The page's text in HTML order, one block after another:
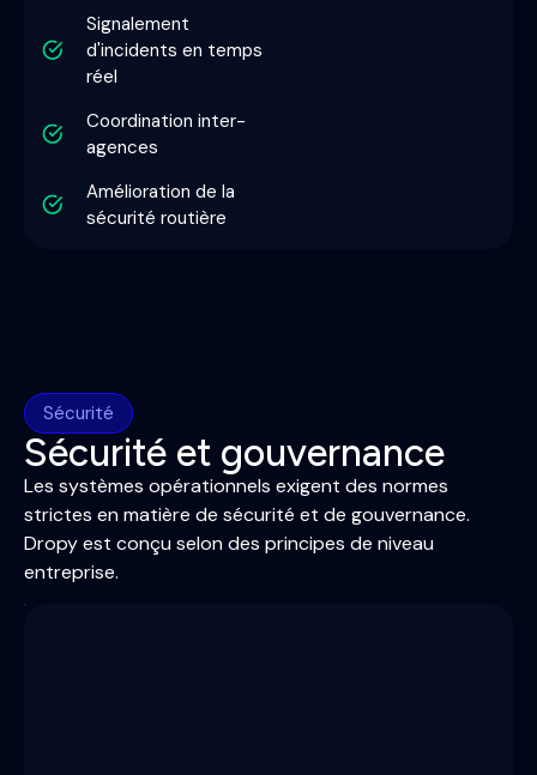
Signalement
d'incidents en temps
réel
Coordination inter-
agences
Amélioration de la
sécurité routière
Sécurité
Sécurité et gouvernance
Les systèmes opérationnels exigent des normes
strictes en matière de sécurité et de gouvernance.
Dropy est conçu selon des principes de niveau
entreprise.